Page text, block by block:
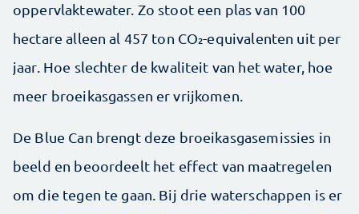
oppervlaktewater. Zo stoot een plas van 100
hectare alleen al 457 ton CO₂-equivalenten uit per
jaar. Hoe slechter de kwaliteit van het water, hoe
meer broeikasgassen er vrijkomen.
De Blue Can brengt deze broeikasgasemissies in
beeld en beoordeelt het effect van maatregelen
om die tegen te gaan. Bij drie waterschappen is er